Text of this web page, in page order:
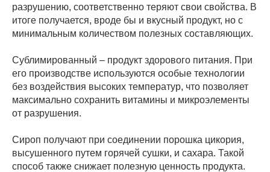
разрушению, соответственно теряют свои свойства. В
итоге получается, вроде бы и вкусный продукт, но с
минимальным количеством полезных составляющих.
Сублимированный – продукт здорового питания. При
его производстве используются особые технологии
без воздействия высоких температур, что позволяет
максимально сохранить витамины и микроэлементы
от разрушения.
Сироп получают при соединении порошка цикория,
высушенного путем горячей сушки, и сахара. Такой
способ также снижает полезную ценность продукта.